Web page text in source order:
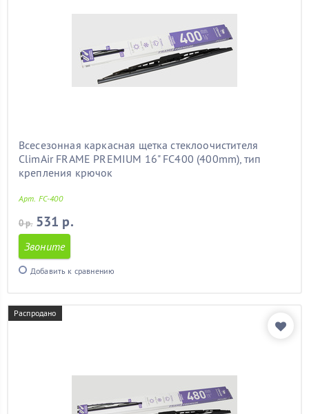
Всесезонная каркасная щетка стеклоочистителя
ClimAir FRAME PREMIUM 16" FC400 (400mm), тип
крепления крючок
Арт. FC-400
0 р. 531 р.
Звоните
Добавить к сравнению
Распродано